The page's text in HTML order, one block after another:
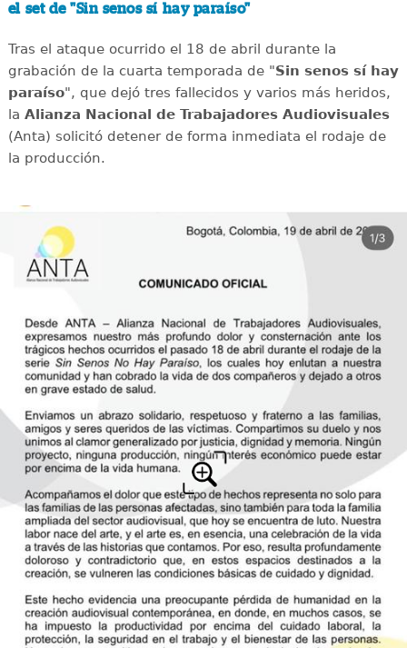
el set de "Sin senos sí hay paraíso"
Tras el ataque ocurrido el 18 de abril durante la
grabación de la cuarta temporada de "Sin senos sí hay
paraíso", que dejó tres fallecidos y varios más heridos,
la Alianza Nacional de Trabajadores Audiovisuales
(Anta) solicitó detener de forma inmediata el rodaje de
la producción.